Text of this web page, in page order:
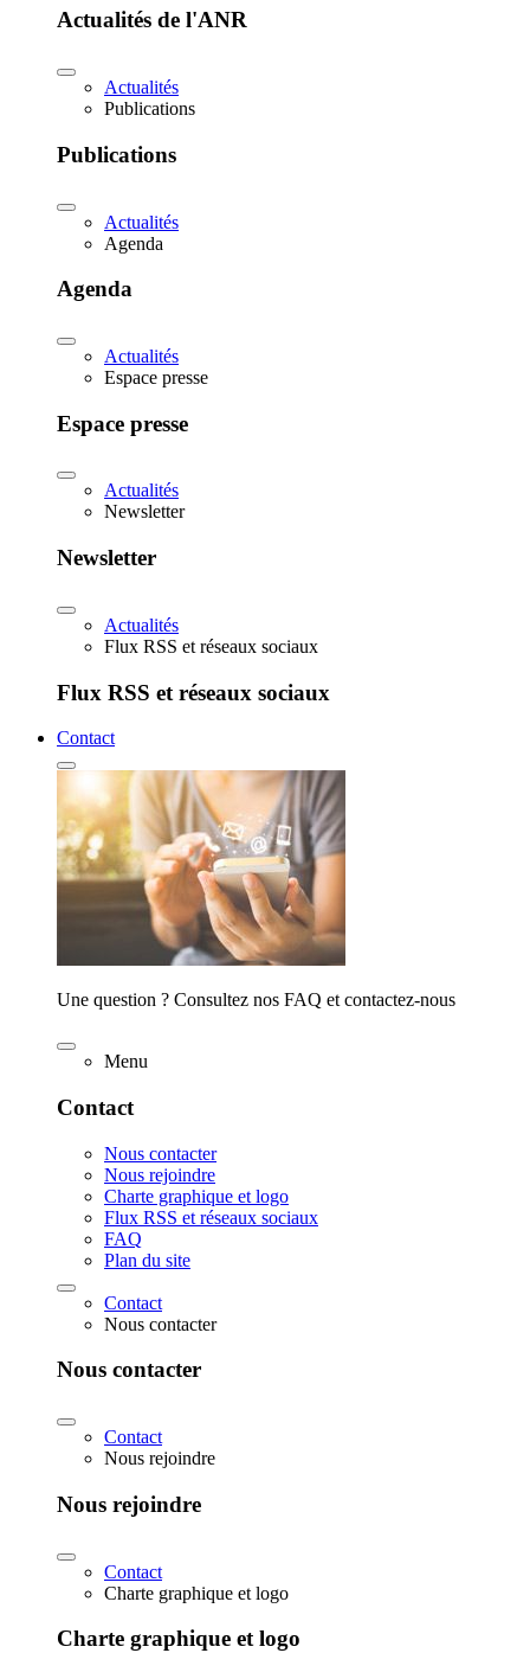
Actualités de l'ANR
Actualités
Publications
Publications
Actualités
Agenda
Agenda
Actualités
Espace presse
Espace presse
Actualités
Newsletter
Newsletter
Actualités
Flux RSS et réseaux sociaux
Flux RSS et réseaux sociaux
Contact
Une question ? Consultez nos FAQ et contactez-nous
Menu
Contact
Nous contacter
Nous rejoindre
Charte graphique et logo
Flux RSS et réseaux sociaux
FAQ
Plan du site
Contact
Nous contacter
Nous contacter
Contact
Nous rejoindre
Nous rejoindre
Contact
Charte graphique et logo
Charte graphique et logo